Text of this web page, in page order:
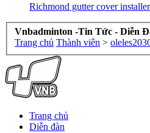
Richmond gutter cover
Vnbadminton -Tin Tức - Diễn
Trang chủ Thành viên >
Trang chủ
Diễn đàn